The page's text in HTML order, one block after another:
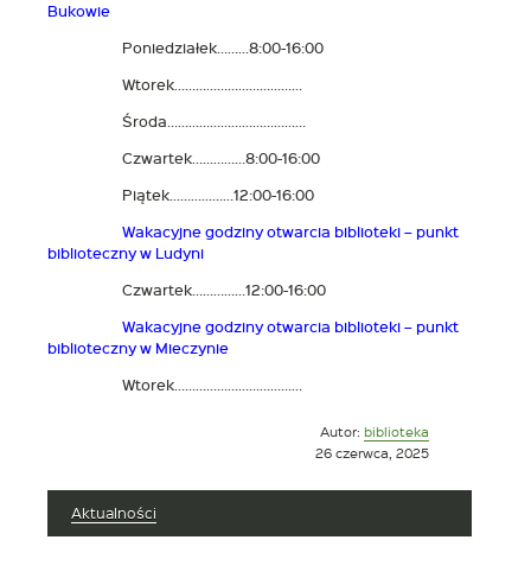
Bukowie
Poniedziałek………8:00-16:00
Wtorek………………………………
Środa…………………………………
Czwartek……………8:00-16:00
Piątek………………12:00-16:00
Wakacyjne godziny otwarcia biblioteki – punkt
biblioteczny w Ludyni
Czwartek……………12:00-16:00
Wakacyjne godziny otwarcia biblioteki – punkt
biblioteczny w Mieczynie
Wtorek………………………………
Autor: biblioteka
w
26 czerwca, 2025
Aktualności